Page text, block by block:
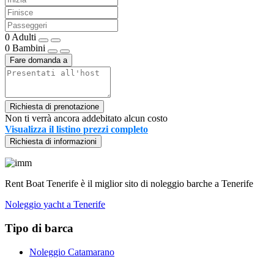
0 Adulti
0 Bambini
Fare domanda a
Richiesta di prenotazione
Non ti verrà ancora addebitato alcun costo
Visualizza il listino prezzi completo
Richiesta di informazioni
Rent Boat Tenerife è il miglior sito di noleggio barche a Tenerife
Noleggio yacht a Tenerife
Tipo di barca
Noleggio Catamarano